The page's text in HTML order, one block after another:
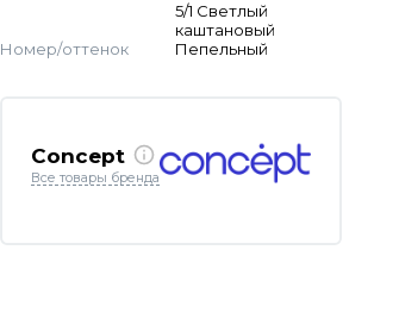
Номер/оттенок
5/1 Светлый
каштановый
Пепельный
Concept
Все товары бренда